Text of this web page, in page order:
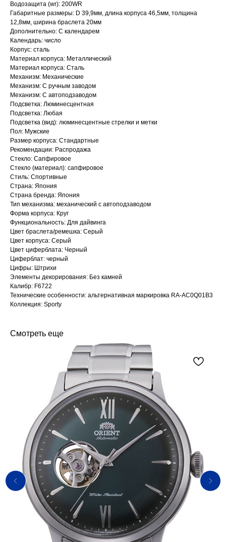
Водозащита (wr): 200WR
Габаритные размеры: D 39,9мм, длина корпуса 46,5мм, толщина
12,8мм, ширина браслета 20мм
Дополнительно: С календарем
Календарь: число
Корпус: сталь
Материал корпуса: Металлический
Материал корпуса: Сталь
Механизм: Механические
Механизм: С ручным заводом
Механизм: С автоподзаводом
Подсветка: Люминесцентная
Подсветка: Любая
Подсветка (вид): люминесцентные стрелки и метки
Пол: Мужские
Размер корпуса: Стандартные
Рекомендации: Распродажа
Стекло: Сапфировое
Стекло (материал): сапфировое
Стиль: Спортивные
Страна: Япония
Страна бренда: Япония
Тип механизма: механический с автоподзаводом
Форма корпуса: Круг
Функциональность: Для дайвинга
Цвет браслета/ремешка: Серый
Цвет корпуса: Серый
Цвет циферблата: Черный
Циферблат: черный
Цифры: Штрихи
Элементы декорирования: Без камней
Калибр: F6722
Технические особенности: альтернативная маркировка RA-AC0Q01B3
Коллекция: Sporty
Смотреть еще